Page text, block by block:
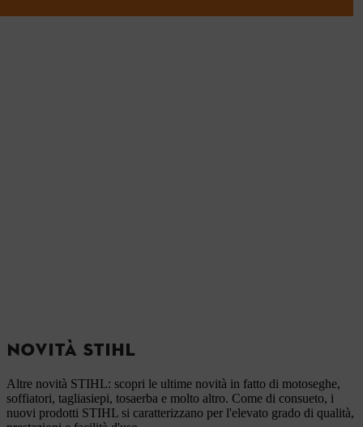
NOVITÀ STIHL
Altre novità STIHL: scopri le ultime novità in fatto di motoseghe,
soffiatori, tagliasiepi, tosaerba e molto altro. Come di consueto, i
nuovi prodotti STIHL si caratterizzano per l'elevato grado di qualità,